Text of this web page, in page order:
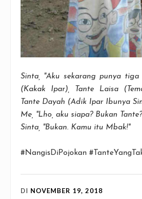
Sinta, "Aku sekarang punya tiga
(Kakak Ipar), Tante Laisa
Tante Dayah (Adik Ipar Ibunya
Me, "Lho, aku siapa? Bukan
Sinta, "Bukan. Kamu itu Mbak!"
#NangisDiPojokan
DI NOVEMBER 19, 2018